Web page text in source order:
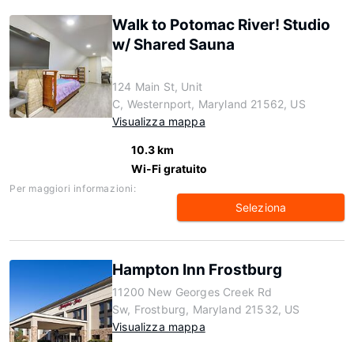
Walk to Potomac River! Studio
w/ Shared Sauna
124 Main St, Unit
C, Westernport, Maryland 21562, US
Visualizza mappa
10.3 km
Wi-Fi gratuito
Per maggiori informazioni:
Seleziona
Hampton Inn Frostburg
11200 New Georges Creek Rd
Sw, Frostburg, Maryland 21532, US
Visualizza mappa